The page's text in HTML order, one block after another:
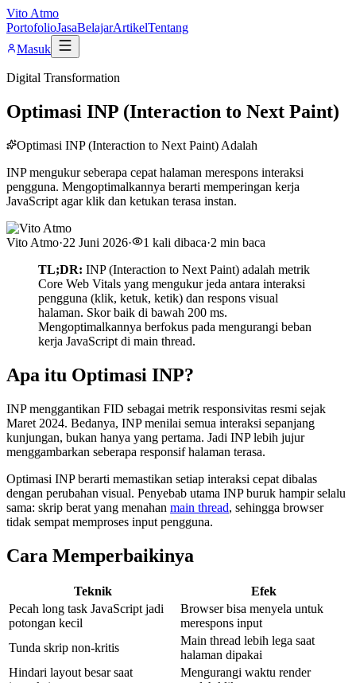
Vito Atmo
PortofolioJasaBelajarArtikelTentang
Masuk
Digital Transformation
Optimasi INP (Interaction to Next Paint)
Optimasi INP (Interaction to Next Paint) Adalah
INP mengukur seberapa cepat halaman merespons interaksi
pengguna. Mengoptimalkannya berarti memperingan kerja
JavaScript agar klik dan ketukan terasa instan.
Vito Atmo·22 Juni 2026· 1 kali dibaca·2 min baca
TL;DR: INP (Interaction to Next Paint) adalah metrik
Core Web Vitals yang mengukur jeda antara interaksi
pengguna (klik, ketuk, ketik) dan respons visual
halaman. Skor baik di bawah 200 ms.
Mengoptimalkannya berfokus pada mengurangi beban
kerja JavaScript di main thread.
Apa itu Optimasi INP?
INP menggantikan FID sebagai metrik responsivitas resmi sejak
Maret 2024. Bedanya, INP menilai semua interaksi sepanjang
kunjungan, bukan hanya yang pertama. Jadi INP lebih jujur
menggambarkan seberapa responsif halaman terasa.
Optimasi INP berarti memastikan setiap interaksi cepat dibalas
dengan perubahan visual. Penyebab utama INP buruk hampir selalu
sama: skrip berat yang menahan main thread, sehingga browser
tidak sempat memproses input pengguna.
Cara Memperbaikinya
Teknik
Efek
Pecah long task JavaScript jadi
potongan kecil
Browser bisa menyela untuk
merespons input
Tunda skrip non-kritis
Main thread lebih lega saat
halaman dipakai
Hindari layout besar saat
Mengurangi waktu render